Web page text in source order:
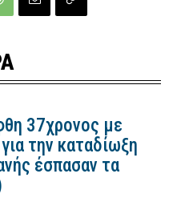
37χρονος με
την καταδίωξη
έσπασαν τα